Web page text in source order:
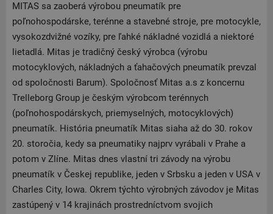
MITAS sa zaoberá výrobou pneumatík pre
poľnohospodárske, terénne a stavebné stroje, pre motocykle,
vysokozdvižné vozíky, pre ľahké nákladné vozidlá a niektoré
lietadlá. Mitas je tradičný český výrobca (výrobu
motocyklových, nákladných a ťahačových pneumatík prevzal
od spoločnosti Barum). Spoločnosť Mitas a.s z koncernu
Trelleborg Group je českým výrobcom terénnych
(poľnohospodárskych, priemyselných, motocyklových)
pneumatík. História pneumatík Mitas siaha až do 30. rokov
20. storočia, kedy sa pneumatiky najprv vyrábali v Prahe a
potom v Zlíne. Mitas dnes vlastní tri závody na výrobu
pneumatík v Českej republike, jeden v Srbsku a jeden v USA v
Charles City, Iowa. Okrem týchto výrobných závodov je Mitas
zastúpený v 14 krajinách prostredníctvom svojich